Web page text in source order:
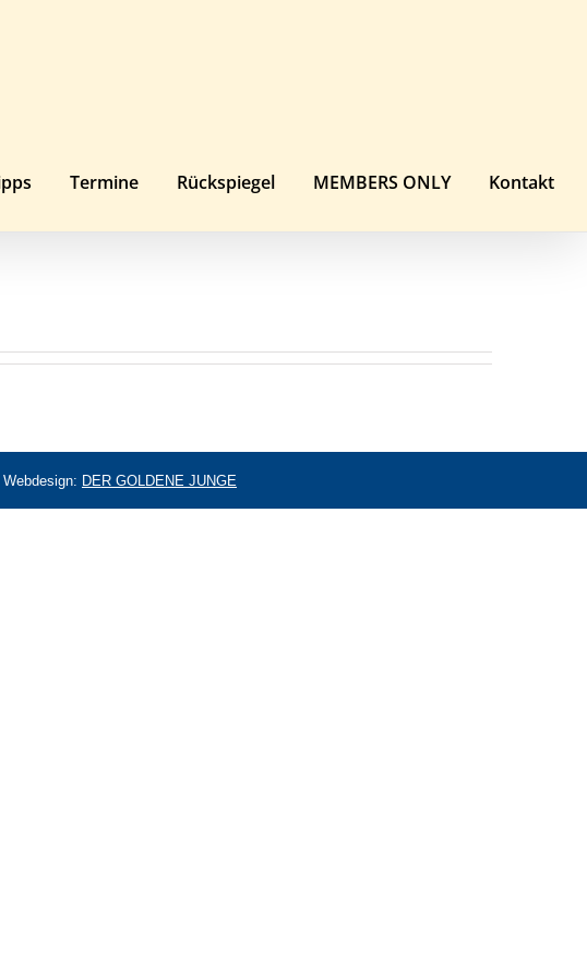
Termine Rückspiegel MEMBERS ONLY Kontakt
| Webdesign: DER GOLDENE JUNGE